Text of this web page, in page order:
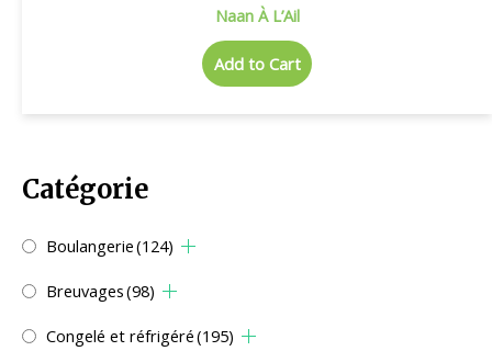
Catégorie
Boulangerie(124)
Breuvages(98)
Congelé et réfrigéré(195)
Naan À L’Ail
Add to Cart